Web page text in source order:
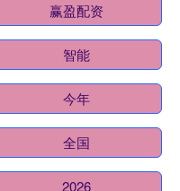
赢盈配资
智能
今年
全国
2026